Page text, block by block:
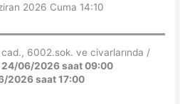
2026 Cuma 14:10
6002.sok. ve civarlarında /
24/06/2026 saat 09:00
2026 saat 17:00